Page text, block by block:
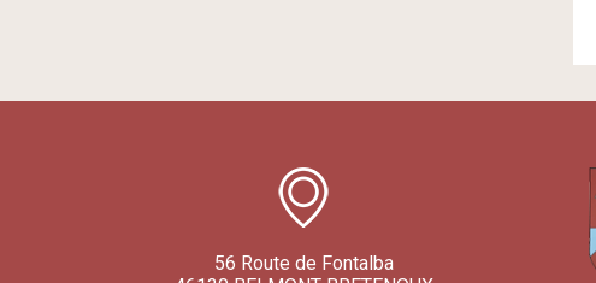
56 Route de Fontalba